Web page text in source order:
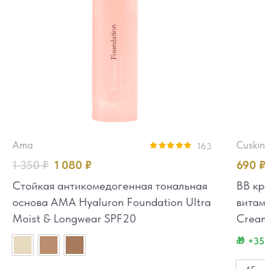
ama 163
1 350₽ 1 080 ₽
Стойкая антикомедогенная тональная
основа AMA Hyaluron Foundation Ultra
Moist & Longwear SPF20
cuskin
690 ₽
ВВ